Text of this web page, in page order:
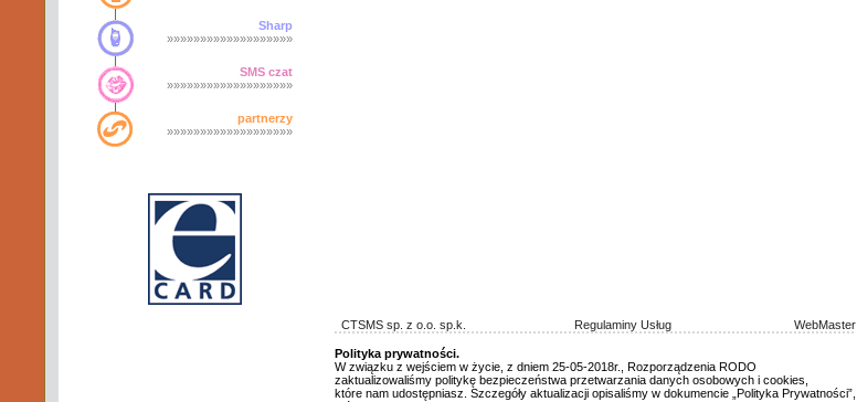
Sharp
»»»»»»»»»»»»»»»»»»»
SMS czat
»»»»»»»»»»»»»»»»»»»
partnerzy
»»»»»»»»»»»»»»»»»»»
CTSMS sp. z o.o. sp.k. Regulaminy Usług WebMaster
Polityka prywatności.
W związku z wejściem w życie, z dniem 25-05-2018r., Rozporządzenia RODO
zaktualizowaliśmy politykę bezpieczeństwa przetwarzania danych osobowych i cookies,
które nam udostępniasz. Szczegóły aktualizacji opisaliśmy w dokumencie „Polityka Prywatności”,